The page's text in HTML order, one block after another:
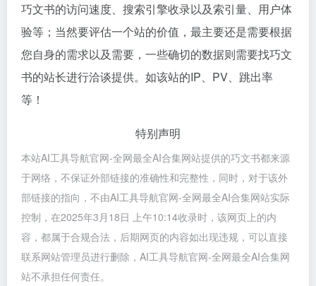
巧文书的访问速度、搜索引擎收录以及索引量、用户体
验等；当然要评估一个站的价值，最主要还是需要根据
您自身的需求以及需要，一些确切的数据则需要找巧文
书的站长进行洽谈提供。如该站的IP、PV、跳出率
等！
特别声明
本站AI工具导航官网-全网最全AI合集网站提供的巧文书都来源
于网络，不保证外部链接的准确性和完整性，同时，对于该外
部链接的指向，不由AI工具导航官网-全网最全AI合集网站实际
控制，在2025年3月18日 上午10:14收录时，该网页上的内
容，都属于合规合法，后期网页的内容如出现违规，可以直接
联系网站管理员进行删除，AI工具导航官网-全网最全AI合集网
站不承担任何责任。